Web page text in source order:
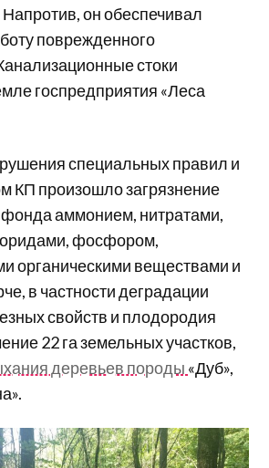
он обеспечивал
поврежденного
стоки
госпредприятия «Леса
специальных правил и
КП произошло загрязнение
фонда аммонием, нитратами,
фосфором,
органическими веществами и
в частности деградации
свойств и плодородия
22 га земельных участков,
деревьев породы «Дуб»,